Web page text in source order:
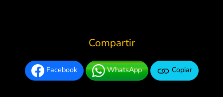
Compartir
Facebook WhatsApp Copiar